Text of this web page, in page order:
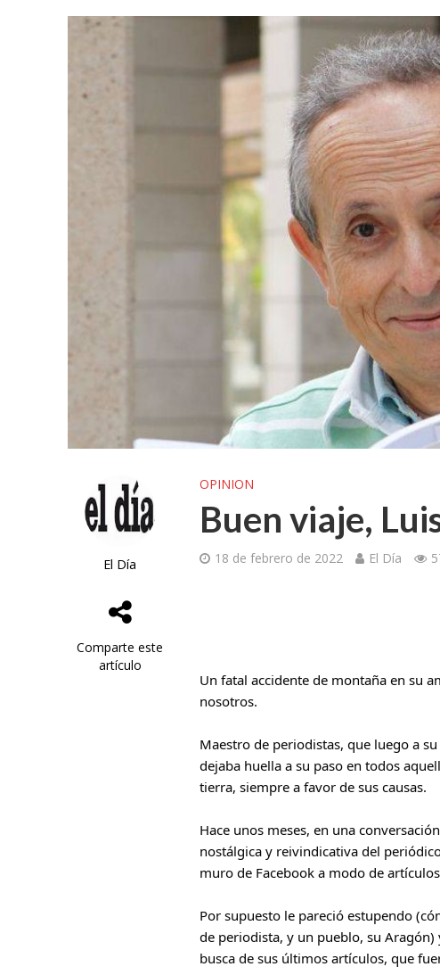
El Día
Comparte este
artículo
OPINION
Buen viaje,
18 de febrero de 2022 El Día
Un fatal accidente de montaña en su
nosotros.
Maestro de periodistas, que luego a
dejaba huella a su paso en todos
tierra, siempre a favor de sus causas.
Hace unos meses, en una
nostálgica y reivindicativa del
muro de Facebook a modo de
Por supuesto le pareció estupendo
de periodista, y un pueblo, su Aragón)
busca de sus últimos artículos, que